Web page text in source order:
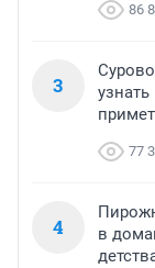
86
3
77
4
в